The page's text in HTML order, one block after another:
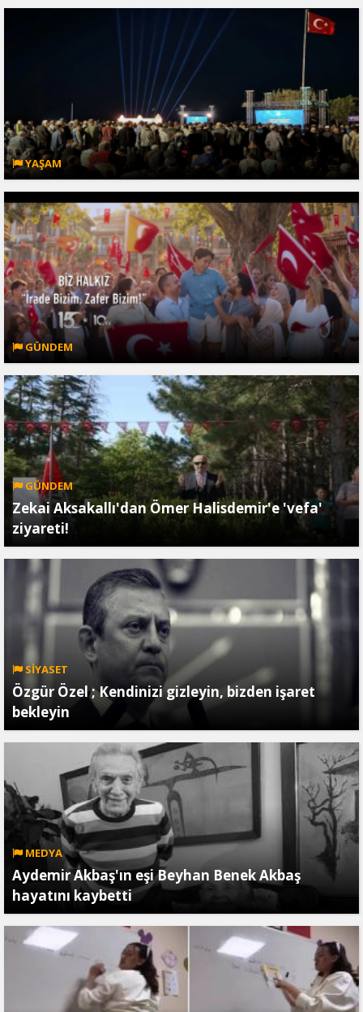
YAŞAM
GÜNDEM
GÜNDEM
Zekai Aksakallı'dan Ömer Halisdemir'e 'vefa'
ziyareti!
SİYASET
Özgür Özel ; Kendinizi gizleyin, bizden işaret
bekleyin
MEDYA
Aydemir Akbaş'ın eşi Beyhan Benek Akbaş
hayatını kaybetti